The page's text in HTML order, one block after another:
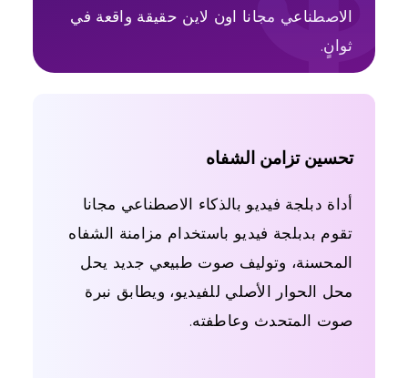
الاصطناعي مجانا اون لاين حقيقة واقعة في
ثوانٍ.
تحسين تزامن الشفاه
أداة دبلجة فيديو بالذكاء الاصطناعي مجانا
تقوم بدبلجة فيديو باستخدام مزامنة الشفاه
المحسنة، وتوليف صوت طبيعي جديد يحل
محل الحوار الأصلي للفيديو، ويطابق نبرة
صوت المتحدث وعاطفته.